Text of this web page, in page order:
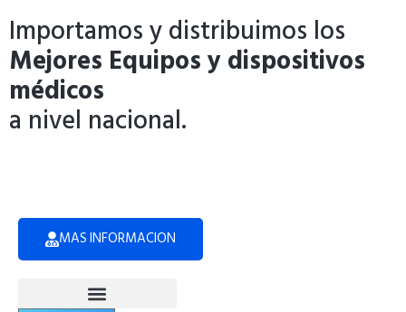
Importamos y distribuimos los
Mejores Equipos y dispositivos
médicos
a nivel nacional.
MAS INFORMACION